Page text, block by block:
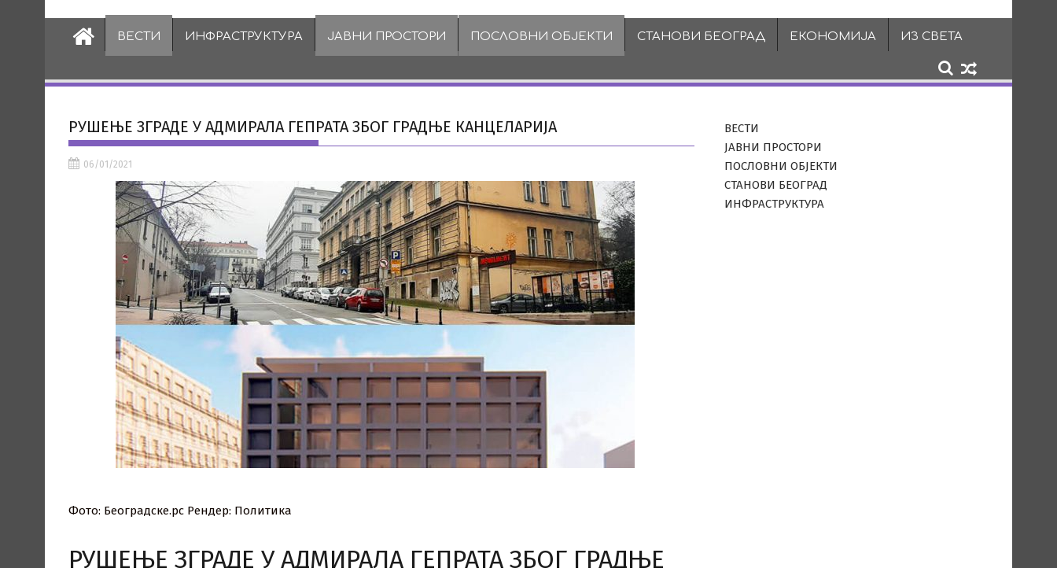
ВЕСТИ ИНФРАСТРУКТУРА ЈАВНИ ПРОСТОРИ ПОСЛОВНИ ОБЈЕКТИ СТАНОВИ БЕОГРАД ЕКОНОМИЈА ИЗ СВЕТА
РУШЕЊЕ ЗГРАДЕ У АДМИРАЛА ГЕПРАТА ЗБОГ ГРАДЊЕ КАНЦЕЛАРИЈА
06/01/2021
Фото: Београдске.рс Рендер: Политика
РУШЕЊЕ ЗГРАДЕ У АДМИРАЛА ГЕПРАТА ЗБОГ ГРАДЊЕ
ВЕСТИ
ЈАВНИ ПРОСТОРИ
ПОСЛОВНИ ОБЈЕКТИ
СТАНОВИ БЕОГРАД
ИНФРАСТРУКТУРА